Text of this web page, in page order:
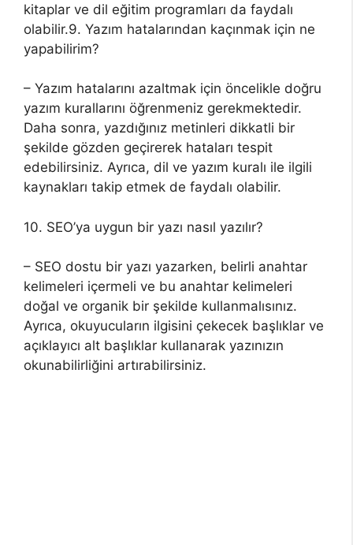
kitaplar ve dil eğitim programları da faydalı
olabilir.9. Yazım hatalarından kaçınmak için ne
yapabilirim?
– Yazım hatalarını azaltmak için öncelikle doğru
yazım kurallarını öğrenmeniz gerekmektedir.
Daha sonra, yazdığınız metinleri dikkatli bir
şekilde gözden geçirerek hataları tespit
edebilirsiniz. Ayrıca, dil ve yazım kuralı ile ilgili
kaynakları takip etmek de faydalı olabilir.
10. SEO’ya uygun bir yazı nasıl yazılır?
– SEO dostu bir yazı yazarken, belirli anahtar
kelimeleri içermeli ve bu anahtar kelimeleri
doğal ve organik bir şekilde kullanmalısınız.
Ayrıca, okuyucuların ilgisini çekecek başlıklar ve
açıklayıcı alt başlıklar kullanarak yazınızın
okunabilirliğini artırabilirsiniz.